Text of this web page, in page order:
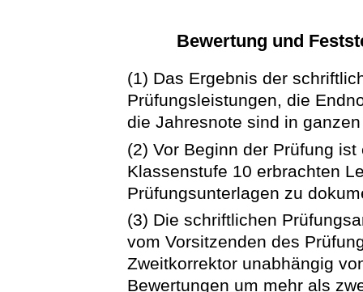
Bewertung und
(1) Das Ergebnis der
Prüfungsleistungen, die
die Jahresnote sind in
(2) Vor Beginn der Prüfung
Klassenstufe 10 erbrachten
Prüfungsunterlagen zu
(3) Die schriftlichen
vom Vorsitzenden des
Zweitkorrektor unabhängig
Bewertungen um mehr als